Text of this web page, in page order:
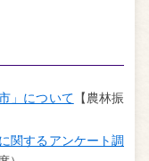
」について 【農林振
関するアンケート調